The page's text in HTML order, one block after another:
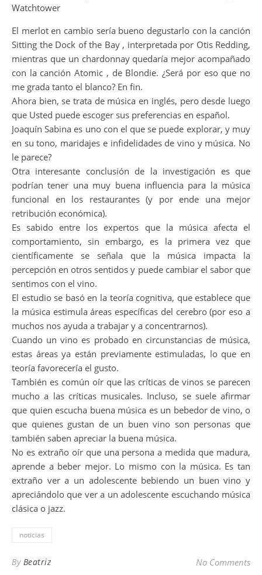
Watchtower
El merlot en cambio sería bueno degustarlo con la canción
Sitting the Dock of the Bay , interpretada por Otis Redding,
mientras que un chardonnay quedaría mejor acompañado
con la canción Atomic , de Blondie. ¿Será por eso que no
me grada tanto el blanco? En fin.
Ahora bien, se trata de música en inglés, pero desde luego
que Usted puede escoger sus preferencias en español.
Joaquín Sabina es uno con el que se puede explorar, y muy
en su tono, maridajes e infidelidades de vino y música. No
le parece?
Otra interesante conclusión de la investigación es que
podrían tener una muy buena influencia para la música
funcional en los restaurantes (y por ende una mejor
retribución económica).
Es sabido entre los expertos que la música afecta el
comportamiento, sin embargo, es la primera vez que
científicamente se señala que la música impacta la
percepción en otros sentidos y puede cambiar el sabor que
sentimos con el vino.
El estudio se basó en la teoría cognitiva, que establece que
la música estimula áreas específicas del cerebro (por eso a
muchos nos ayuda a trabajar y a concentrarnos).
Cuando un vino es probado en circunstancias de música,
estas áreas ya están previamente estimuladas, lo que en
teoría favorecería el gusto.
También es común oír que las críticas de vinos se parecen
mucho a las críticas musicales. Incluso, se suele afirmar
que quien escucha buena música es un bebedor de vino, o
que quienes gustan de un buen vino son personas que
también saben apreciar la buena música.
No es extraño oír que una persona a medida que madura,
aprende a beber mejor. Lo mismo con la música. Es tan
extraño ver a un adolescente bebiendo un buen vino y
apreciándolo que ver a un adolescente escuchando música
clásica o jazz.
noticias
By Beatriz No Comments